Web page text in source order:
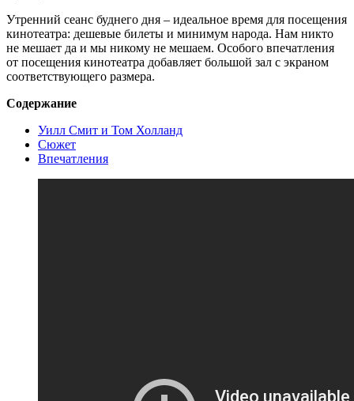
Утренний сеанс буднего дня – идеальное время для посещения
кинотеатра: дешевые билеты и минимум народа. Нам никто
не мешает да и мы никому не мешаем. Особого впечатления
от посещения кинотеатра добавляет большой зал с экраном
соответствующего размера.
Содержание
Уилл Смит и Том Холланд
Сюжет
Впечатления